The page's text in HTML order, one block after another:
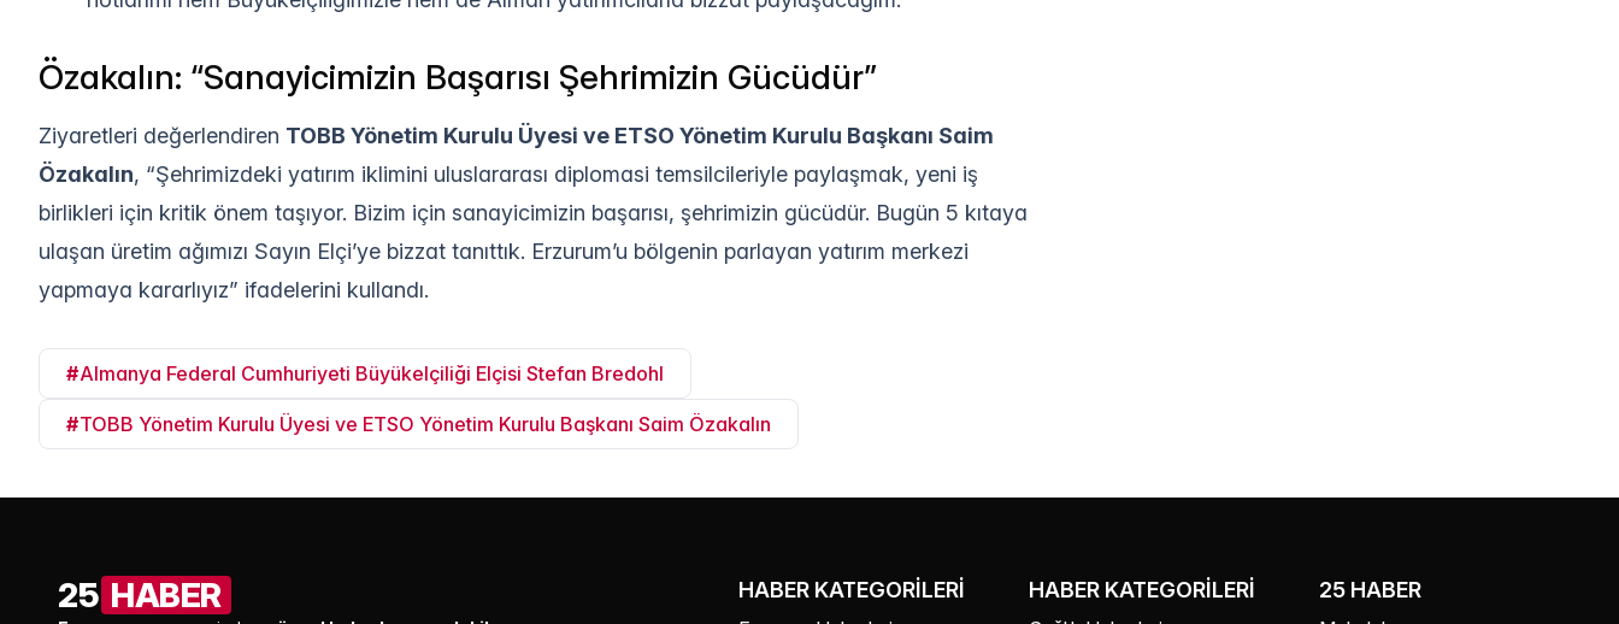
Özakalın: “Sanayicimizin Başarısı Şehrimizin Gücüdür”
Ziyaretleri değerlendiren TOBB Yönetim Kurulu Üyesi ve ETSO Yönetim Kurulu Başkanı Saim
Özakalın, “Şehrimizdeki yatırım iklimini uluslararası diplomasi temsilcileriyle paylaşmak, yeni iş
birlikleri için kritik önem taşıyor. Bizim için sanayicimizin başarısı, şehrimizin gücüdür. Bugün 5 kıtaya
ulaşan üretim ağımızı Sayın Elçi’ye bizzat tanıttık. Erzurum’u bölgenin parlayan yatırım merkezi
yapmaya kararlıyız” ifadelerini kullandı.
#Almanya Federal Cumhuriyeti Büyükelçiliği Elçisi Stefan Bredohl
#TOBB Yönetim Kurulu Üyesi ve ETSO Yönetim Kurulu Başkanı Saim Özakalın
25 HABER HABER KATEGORILERI HABER KATEGORILERI 25 HABER